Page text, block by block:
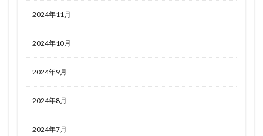
2024年11月
2024年10月
2024年9月
2024年8月
2024年7月